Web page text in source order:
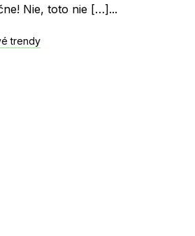
Nie, toto nie […]...
trendy